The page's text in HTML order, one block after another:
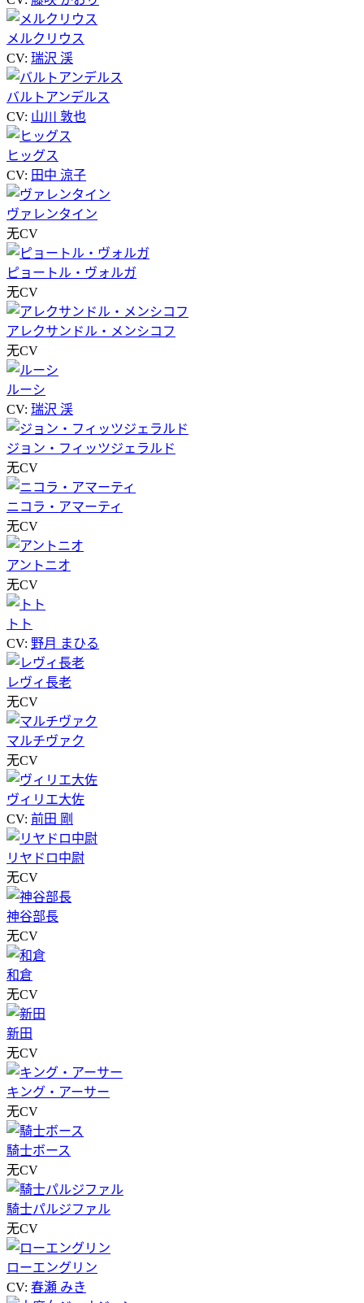
メルクリウス
CV: 瑞沢 渓
バルトアンデルス
CV: 山川 敦也
ヒッグス
CV: 田中 涼子
ヴァレンタイン
无CV
ピョートル・ヴォルガ
无CV
アレクサンドル・メンシコフ
无CV
ルーシ
CV: 瑞沢 渓
ジョン・フィッツジェラルド
无CV
ニコラ・アマーティ
无CV
アントニオ
无CV
トト
CV: 野月 まひる
レヴィ長老
无CV
マルチヴァク
无CV
ヴィリエ大佐
CV: 前田 剛
リヤドロ中尉
无CV
神谷部長
无CV
和倉
无CV
新田
无CV
キング・アーサー
无CV
騎士ボース
无CV
騎士パルジファル
无CV
ローエングリン
CV: 春瀬 みき